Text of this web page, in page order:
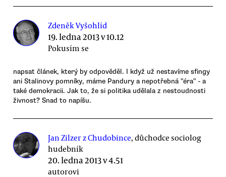
Zdeněk Vyšohlíd
19. ledna 2013 v 10.12
Pokusím se
napsat článek, který by odpověděl. I když už nestavíme sfingy
ani Stalinovy pomníky, máme Pandury a nepotřebná "éra" - a
také demokracii. Jak to, že si politika udělala z nestoudnosti
živnost? Snad to napíšu.
Jan Zilzer z Chudobince, důchodce sociolog
hudebník
20. ledna 2013 v 4.51
autorovi